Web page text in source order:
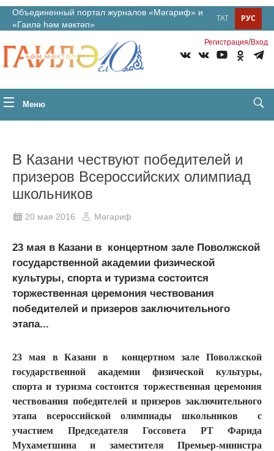
Объединенный портал журналов «Мәгариф» и
«Гаилә һәм мәктәп»
РУС
ТАТ
Регистрация/Вход
Меню
В Казани чествуют победителей и
призеров Всероссийских олимпиад
школьников
20 мая 2016 Мәгариф
23 мая в Казани в концертном зале Поволжской
государственной академии физической
культуры, спорта и туризма состоится
торжественная церемония чествования
победителей и призеров заключительного
этапа...
23 мая в Казани в концертном зале Поволжской
государственной академии физической культуры,
спорта и туризма состоится торжественная церемония
чествования победителей и призеров заключительного
этапа всероссийской олимпиады школьников с
участием Председателя Госсовета РТ Фарида
Мухаметшина и заместителя Премьер-министра